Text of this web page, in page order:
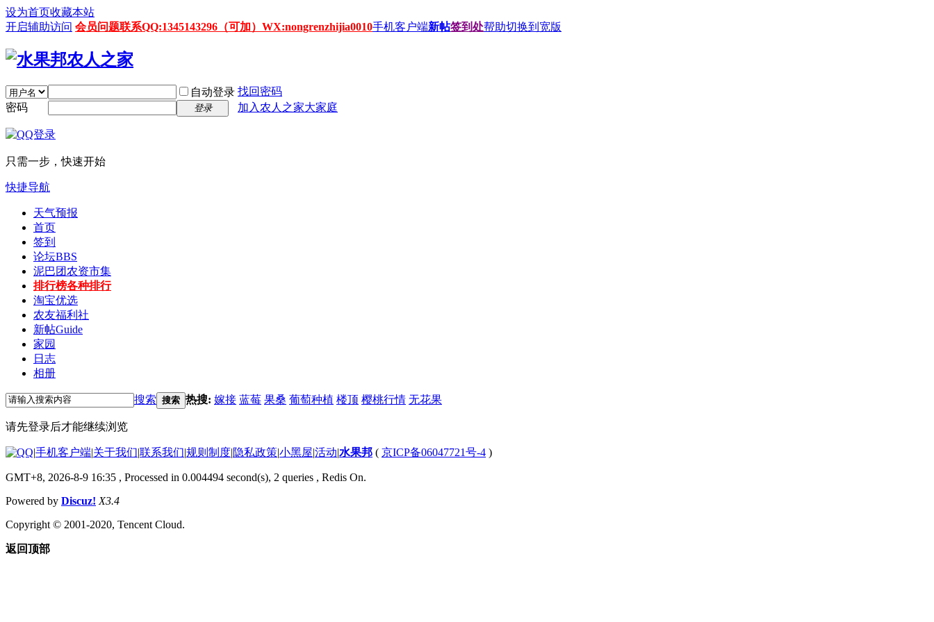
设为首页收藏本站
开启辅助访问 会员问题联系QQ:1345143296（可加）WX:nongrenzhijia0010手机客户端新帖签到处帮助切换到宽版
自动登录 找回密码
密码
登录 加入农人之家大家庭
只需一步，快速开始
快捷导航
天气预报
首页
签到
论坛BBS
泥巴团农资市集
排行榜各种排行
淘宝优选
农友福利社
新帖Guide
家园
日志
相册
搜索 搜索 热搜: 嫁接 蓝莓 果桑 葡萄种植 楼顶 樱桃行情 无花果
请先登录后才能继续浏览
|手机客户端|关于我们|联系我们|规则制度|隐私政策|小黑屋|活动|水果邦 ( 京ICP备06047721号-4 )
GMT+8, 2026-8-9 16:35 , Processed in 0.004494 second(s), 2 queries , Redis On.
Powered by Discuz! X3.4
Copyright © 2001-2020, Tencent Cloud.
返回顶部